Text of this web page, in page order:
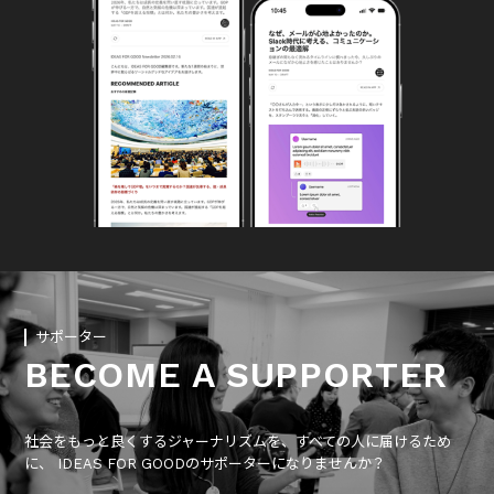
サポーター
BECOME A SUPPORTER
社会をもっと良くするジャーナリズムを、すべての人に届けるため
に、 IDEAS FOR GOODのサポーターになりませんか？